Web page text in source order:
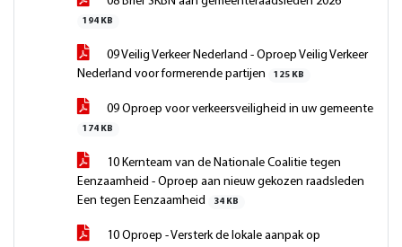
194 KB
09 Veilig Verkeer Nederland - Oproep Veilig Verkeer
Nederland voor formerende partijen
125 KB
09 Oproep voor verkeersveiligheid in uw gemeente
174 KB
10 Kernteam van de Nationale Coalitie tegen
Eenzaamheid - Oproep aan nieuw gekozen raadsleden
Een tegen Eenzaamheid
34 KB
10 Oproep - Versterk de lokale aanpak op